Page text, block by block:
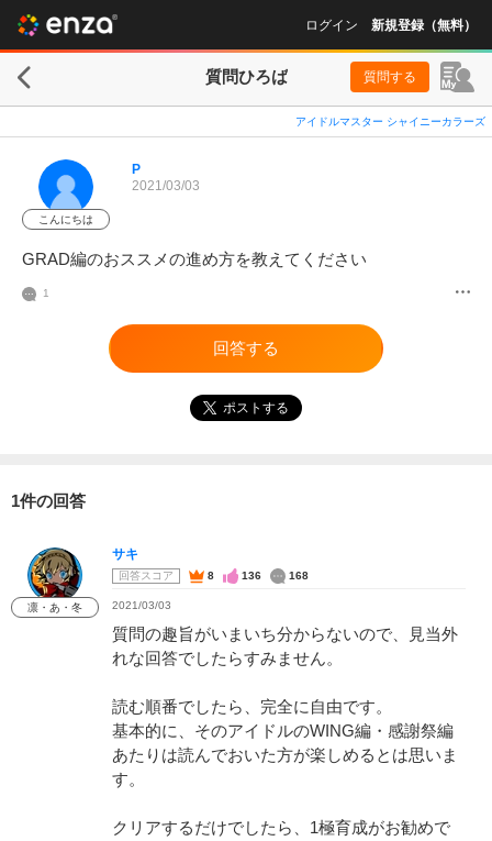
ログイン 新規登録（無料）
質問ひろば 質問する
アイドルマスター シャイニーカラーズ
こんにちは
P
2021/03/03
GRAD編のおススメの進め方を教えてください
1
回答する
ポストする
1件の回答
凛・あ・冬
サキ
回答スコア 8 136 168
2021/03/03
質問の趣旨がいまいち分からないので、見当外
れな回答でしたらすみません。
読む順番でしたら、完全に自由です。
基本的に、そのアイドルのWING編・感謝祭編
あたりは読んでおいた方が楽しめるとは思いま
す。
クリアするだけでしたら、1極育成がお勧めで